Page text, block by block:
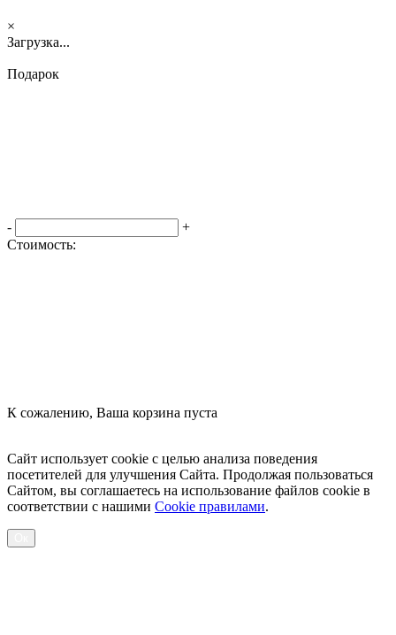
×
Загрузка...
Подарок
-
+
Стоимость:
К сожалению, Ваша корзина пуста
Сайт использует cookie с целью анализа поведения
посетителей для улучшения Сайта. Продолжая пользоваться
Сайтом, вы соглашаетесь на использование файлов cookie в
соответствии с нашими Cookiе правилами.